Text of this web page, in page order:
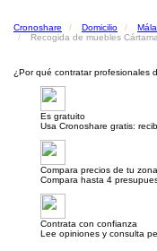
Cronoshare Domicilio
Recogida de muebles
¿Por qué contratar profesionales
Es gratuito
Usa Cronoshare gratis:
Compara precios de tu zona
Compara hasta 4
Contrata con confianza
Lee opiniones y consulta